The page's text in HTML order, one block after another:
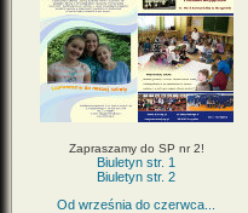
Zapraszamy do SP nr 2!
Biuletyn str. 1
Biuletyn str. 2
Od września do czerwca...